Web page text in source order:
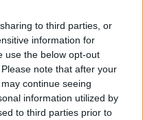
to third parties, or
information for
use the below opt-out
note that after your
continue seeing
information utilized by
to third parties prior to